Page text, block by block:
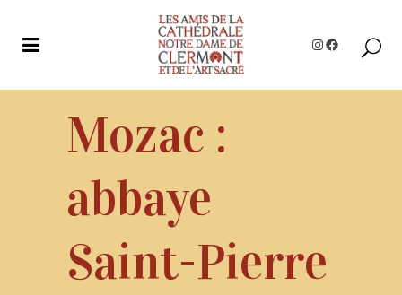
Instagram
Facebook
Mozac :
abbaye
Saint-Pierre